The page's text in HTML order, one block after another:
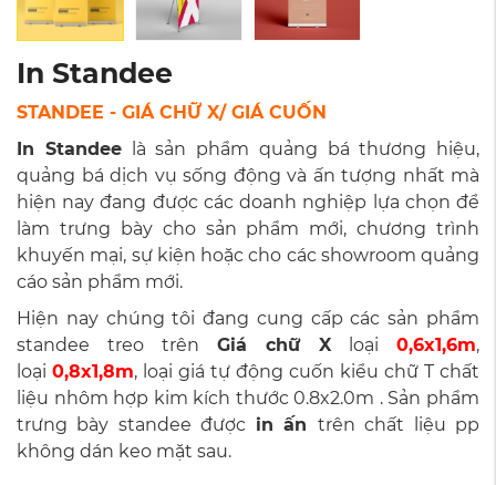
In Standee
STANDEE - GIÁ CHỮ X/ GIÁ CUỐN
In Standeelà sản phẩm quảng bá thương hiệu,
quảng bá dịch vụ sống động và ấn tượng nhất mà
hiện nay đang được các doanh nghiệp lựa chọn để
làm trưng bày cho sản phẩm mới, chương trình
khuyến mại, sự kiện hoặc cho các showroom quảng
cáo sản phẩm mới.
Hiện nay chúng tôi đang cung cấp các sản phẩm
standee treo trên Giá chữ X loại 0,6x1,6m,
loại 0,8x1,8m, loại giá tự động cuốn kiểu chữ T chất
liệu nhôm hợp kim kích thước 0.8x2.0m . Sản phẩm
trưng bày standee được in ấn trên chất liệu pp
không dán keo mặt sau.